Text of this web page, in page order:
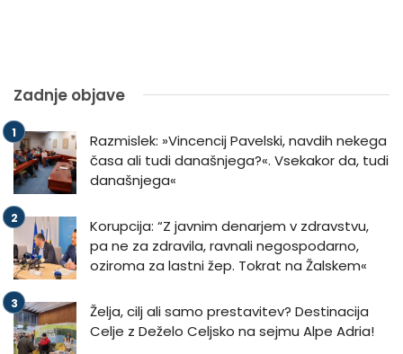
Zadnje objave
Razmislek: »Vincencij Pavelski, navdih nekega
časa ali tudi današnjega?«. Vsekakor da, tudi
današnjega«
Korupcija: “Z javnim denarjem v zdravstvu,
pa ne za zdravila, ravnali negospodarno,
oziroma za lastni žep. Tokrat na Žalskem«
Želja, cilj ali samo prestavitev? Destinacija
Celje z Deželo Celjsko na sejmu Alpe Adria!